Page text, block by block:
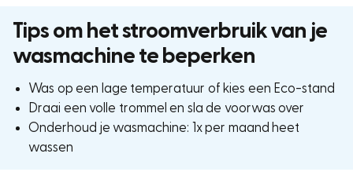
Tips om het stroomverbruik van je
wasmachine te beperken
Was op een lage temperatuur of kies een Eco-stand
Draai een volle trommel en sla de voorwas over
Onderhoud je wasmachine: 1x per maand heet
wassen